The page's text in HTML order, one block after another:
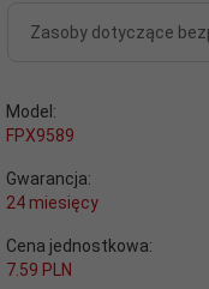
Zasoby dotyczące
Model:
FPX9589
Gwarancja:
24 miesięcy
Cena jednostkowa:
7.59 PLN